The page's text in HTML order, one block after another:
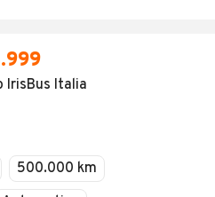
IrisBus Italia
500.000 km